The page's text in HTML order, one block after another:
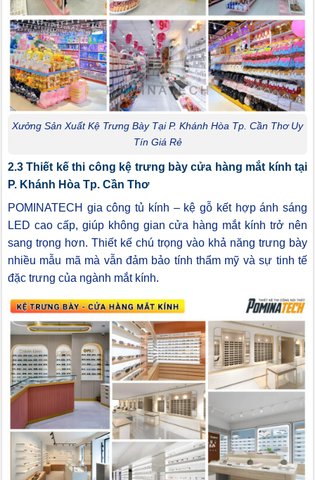
Xưởng Sản Xuất Kệ Trưng Bày Tại P. Khánh Hòa Tp. Cần Thơ Uy
Tín Giá Rẻ
2.3 Thiết kế thi công kệ trưng bày cửa hàng mắt kính tại
P. Khánh Hòa Tp. Cần Thơ
POMINATECH gia công tủ kính – kệ gỗ kết hợp ánh sáng
LED cao cấp, giúp không gian cửa hàng mắt kính trở nên
sang trọng hơn. Thiết kế chú trọng vào khả năng trưng bày
nhiều mẫu mã mà vẫn đảm bảo tính thẩm mỹ và sự tinh tế
đặc trưng của ngành mắt kính.